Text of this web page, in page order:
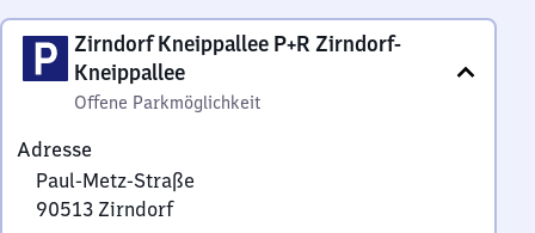
Zirndorf Kneippallee P+R Zirndorf-
Kneippallee
Offene Parkmöglichkeit
Adresse
Paul-Metz-Straße
90513 Zirndorf